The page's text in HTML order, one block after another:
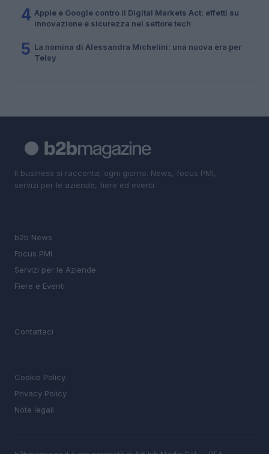
4 Apple e Google contro il Digital Markets Act: effetti su
innovazione e sicurezza nel settore tech
5 La nomina di Alessandra Michelini: una nuova era per
Telsy
Il business si racconta, ogni giorno. News, focus PMI,
servizi per le aziende, fiere ed eventi.
b2b News
Focus PMI
Servizi per le Aziende
Fiere e Eventi
Contattaci
Cookie Policy
Privacy Policy
Note legali